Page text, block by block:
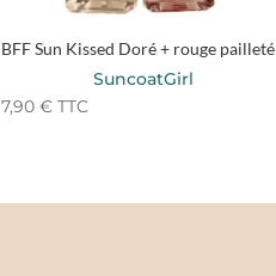
BFF Sun Kissed Doré + rouge pailleté
SuncoatGirl
7,90€ TTC